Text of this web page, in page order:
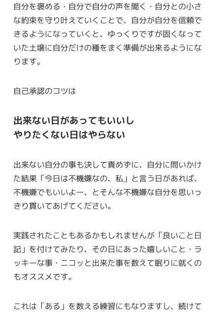
自分を褒める・自分で自分の声を聞く・自分との小さ
な約束を守り叶えていくことで、自分が自分を信頼で
きるようになっていくと、ゆっくりですが固くなって
いた土壌に自分だけの種をまく準備が出来るようにな
ります。
自己承認のコツは
出来ない日があってもいいし
やりたくない日はやらない
出来ない自分の事も決して責めずに、自分に問いかけ
た結果「今日は不機嫌なの、私」と言う日があれば、
不機嫌でもいいよー、とそんな不機嫌な自分を思いっ
きり貫いてあげてください。
実践されたこともあるかもしれませんが「良いこと日
記」を付けてみたり、その日にあった嬉しいこと・ラ
ッキーな事・ニコッと出来た事を数えて眠りに就くの
もオススメです。
これは「ある」を数える練習にもなりますし、続けて